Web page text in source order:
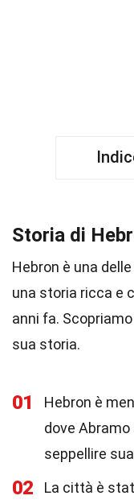
Storia di
Hebron è una
una storia ricca e
anni fa.
sua storia.
01
Hebron è
dove
seppellire
02
La città è